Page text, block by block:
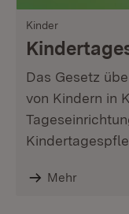
Kinder
Das Gesetz
von Kindern in
Mehr